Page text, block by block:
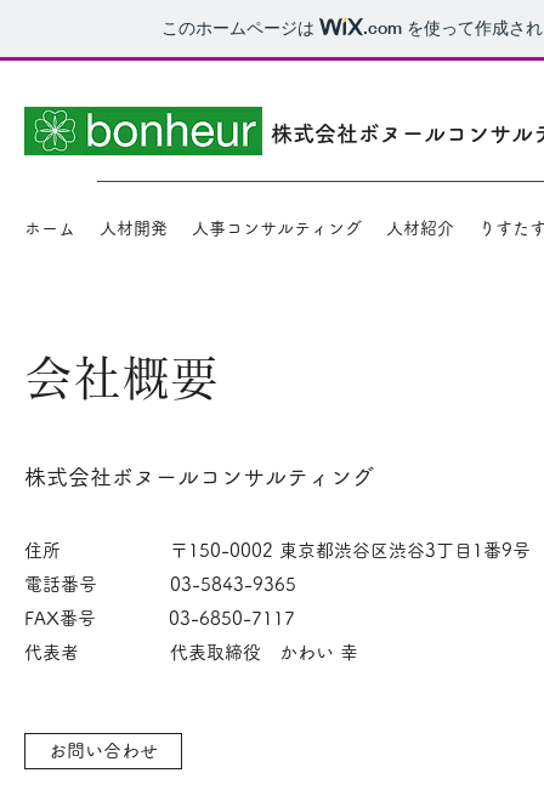
このホームページは .com を使って作成さ
株式会社ボヌールコンサル
ホーム 人材開発 人事コンサルティング 人材紹介 りすた
会社概要
株式会社ボヌールコンサルティング
住所 〒150-0002 東京都渋谷区渋谷3丁目1番9号
電話番号 03-5843-9365
FAX番号 03-6850-7117
代表者 代表取締役 かわい 幸
お問い合わせ